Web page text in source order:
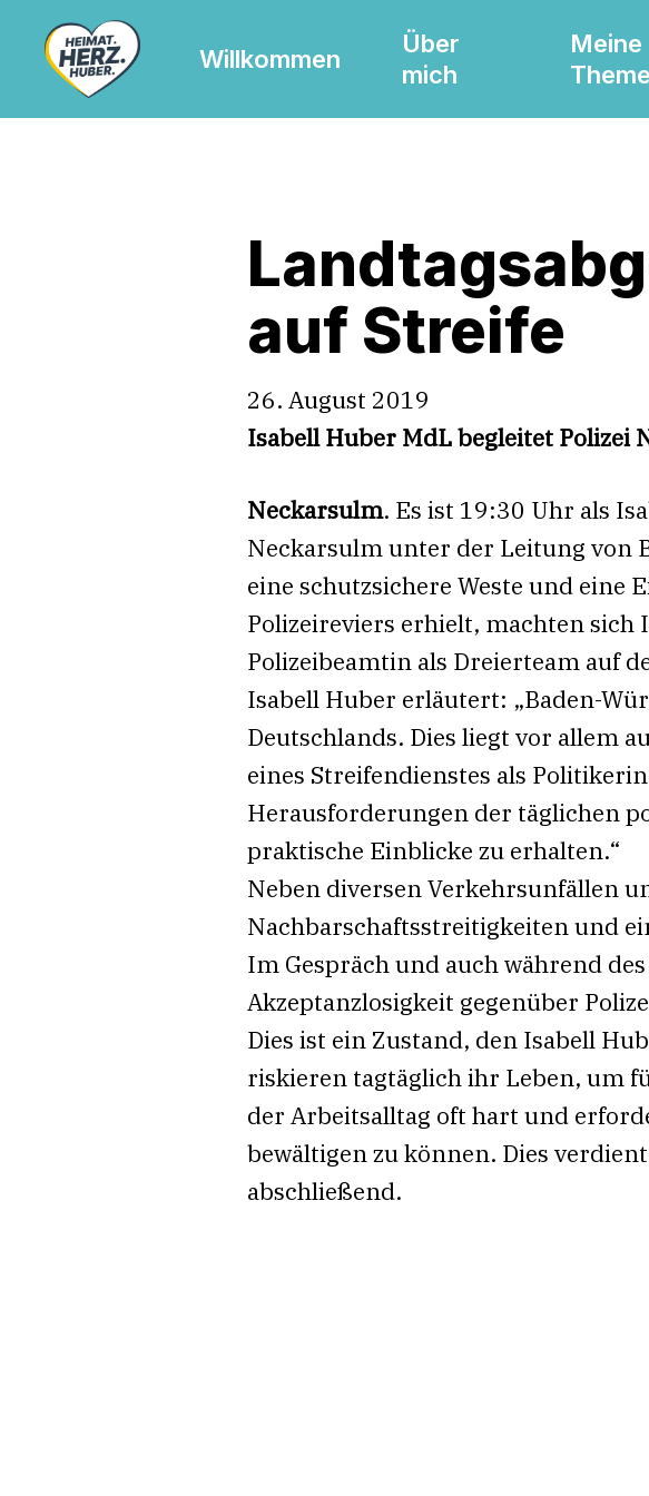
Willkommen
Über
mich
Meine
auf Streife
26. August 2019
Isabell Huber MdL begleitet
Neckarsulm. Es ist 19:30 Uhr als
Neckarsulm unter der Leitung von
eine schutzsichere Weste und eine
Polizeireviers erhielt, machten sich
Polizeibeamtin als Dreierteam auf
Isabell Huber erläutert: „Baden-
Deutschlands. Dies liegt vor allem
eines Streifendienstes als
Herausforderungen der täglichen
praktische Einblicke zu erhalten.“
Neben diversen Verkehrsunfällen
Nachbarschaftsstreitigkeiten und
Im Gespräch und auch während
Akzeptanzlosigkeit gegenüber
Dies ist ein Zustand, den Isabell
riskieren tagtäglich ihr Leben, um
der Arbeitsalltag oft hart und
bewältigen zu können. Dies
abschließend.